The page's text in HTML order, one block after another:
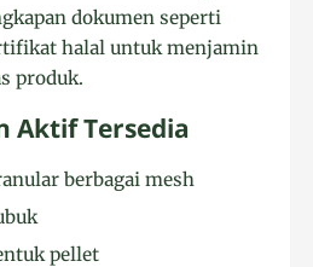
dokumen seperti
halal untuk menjamin
produk.
Aktif Tersedia
berbagai mesh
pellet